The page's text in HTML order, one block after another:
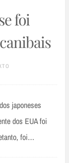
foi
japoneses
dos EUA foi
foi…